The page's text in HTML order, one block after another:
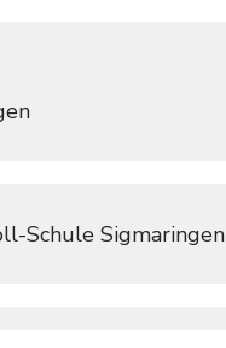
Schule Sigmaringen